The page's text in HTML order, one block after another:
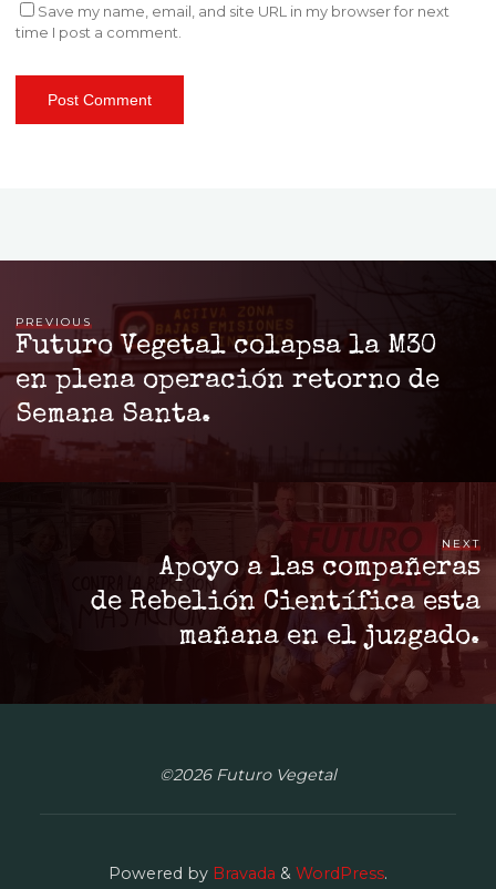
Save my name, email, and site URL in my browser for next
time I post a comment.
PREVIOUS
Futuro Vegetal colapsa la M30
en plena operación retorno de
Semana Santa.
NEXT
Apoyo a las compañeras
de Rebelión Científica esta
mañana en el juzgado.
©2026 Futuro Vegetal
Powered by Bravada & WordPress.